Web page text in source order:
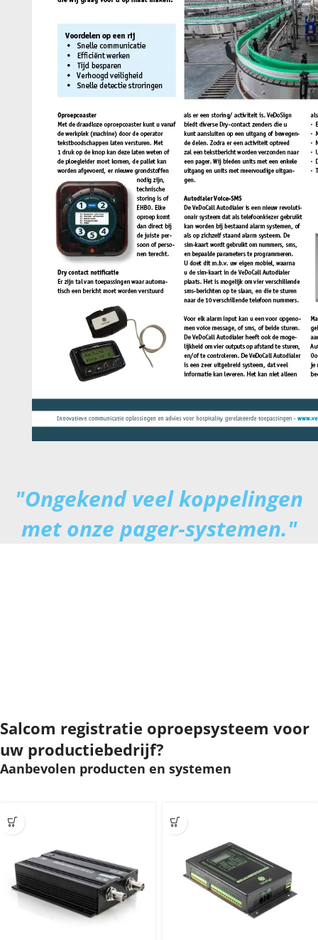
"Ongekend veel koppelingen
met onze pager-systemen."
Salcom registratie oproepsysteem voor
uw productiebedrijf?
Aanbevolen producten en systemen